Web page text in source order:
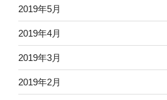
2019年5月
2019年4月
2019年3月
2019年2月